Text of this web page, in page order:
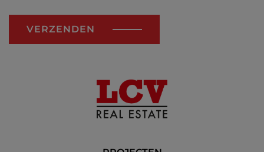
VERZENDEN